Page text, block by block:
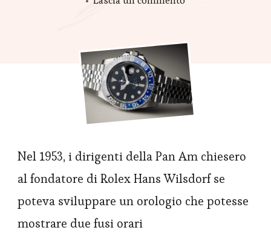
GMT-
Master
II
Nel 1953, i dirigenti della Pan Am chiesero
al fondatore di Rolex Hans Wilsdorf se
poteva sviluppare un orologio che potesse
mostrare due fusi orari